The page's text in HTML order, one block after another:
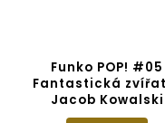
Funko POP! #05
Fantastická
Jacob Kowalski